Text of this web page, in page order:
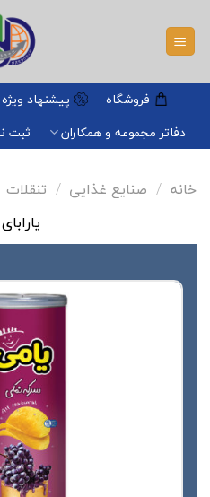
content
فروشگاه پیشنهاد ویژه
دفاتر مجموعه و همکاران
ثبت
خانه / صنایع غذایی / تنقلات